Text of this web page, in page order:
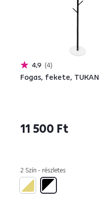
4,9 4
Fogas, fekete, TUKAN
11 500 Ft
2 Szín - részletes